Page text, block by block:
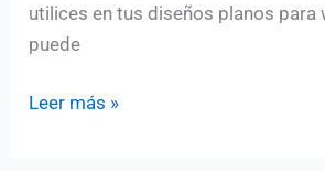
utilices en tus diseños planos para
puede
Iconos
Leer más »